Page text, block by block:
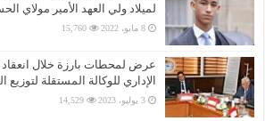
لميلاد ولي العهد الأمير مولاي
8 مايو، 2022 15,760
عرض لمحطات بارزة خلال انعقاد
الإداري للوكالة المستقلة لتوزيع
3 يوليو، 2023 14,529